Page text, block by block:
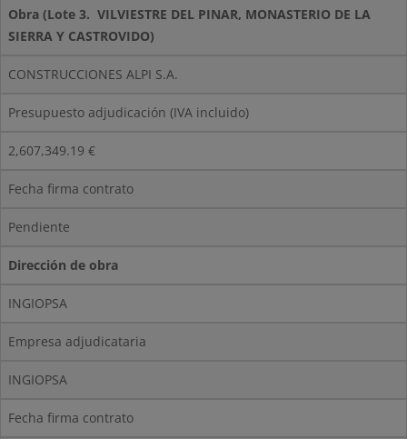
Obra (Lote 3. VILVIESTRE DEL PINAR, MONASTERIO DE LA
SIERRA Y CASTROVIDO)
CONSTRUCCIONES ALPI S.A.
Presupuesto adjudicación (IVA incluido)
2,607,349.19 €
Fecha firma contrato
Pendiente
Dirección de obra
INGIOPSA
Empresa adjudicataria
INGIOPSA
Fecha firma contrato